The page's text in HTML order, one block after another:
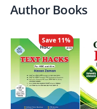
Author Books
Save 11%